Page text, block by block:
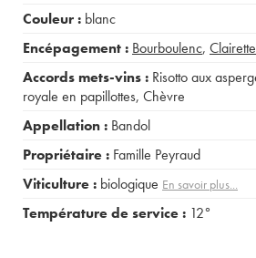
Couleur : blanc
Encépagement : Bourboulenc, Clairette
Accords mets-vins : Risotto aux
royale en papillottes, Chèvre
Appellation : Bandol
Propriétaire : Famille Peyraud
Viticulture : biologique En savoir plus...
Température de service : 12°